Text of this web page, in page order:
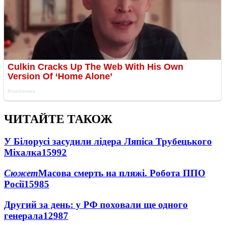
ЧИТАЙТЕ ТАКОЖ
У Білорусі засудили лідера Ляпіса Трубецького
Міхалка15992
СюжетМасова смерть на пляжі. Робота ППО
Росії15985
Другий за день: у РФ поховали ще одного
генерала12987